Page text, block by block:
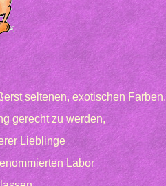
seltenen, exotischen Farben.
gerecht zu werden,
Lieblinge
Labor